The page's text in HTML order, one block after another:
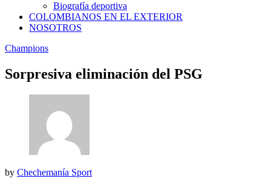
Biografía deportiva
COLOMBIANOS EN EL EXTERIOR
NOSOTROS
Champions
Sorpresiva eliminación del PSG
by Chechemanía Sport